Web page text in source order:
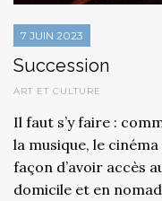
7 JUIN 2023
Succession
ART ET CULTURE
Il faut s’y faire :
la musique, le
façon d’avoir accès
domicile et en